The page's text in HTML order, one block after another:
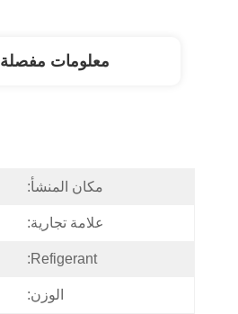
معلومات مفصلة
مكان المنشأ:
علامة تجارية:
Refigerant:
الوزن: